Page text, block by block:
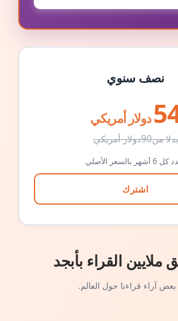
نصف سنوي
دولار أمريكي
بدلا من90دولار أمريكي
بالسعر الأصلي
اشترك
ملايين القراء بأبجد
بعض آراء قراءنا حول العالم.